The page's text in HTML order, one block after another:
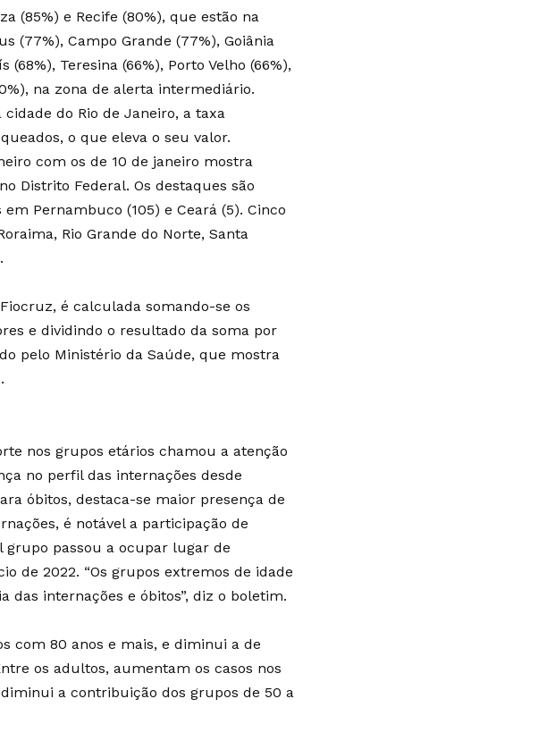
(85%) e Recife (80%), que estão na
(77%), Campo Grande (77%), Goiânia
Teresina (66%), Porto Velho (66%),
na zona de alerta intermediário.
do Rio de Janeiro, a taxa
o que eleva o seu valor.
com os de 10 de janeiro mostra
Distrito Federal. Os destaques são
Pernambuco (105) e Ceará (5). Cinco
Rio Grande do Norte, Santa
é calculada somando-se os
e dividindo o resultado da soma por
pelo Ministério da Saúde, que mostra
nos grupos etários chamou a atenção
no perfil das internações desde
óbitos, destaca-se maior presença de
é notável a participação de
grupo passou a ocupar lugar de
de 2022. “Os grupos extremos de idade
das internações e óbitos”, diz o boletim.
com 80 anos e mais, e diminui a de
os adultos, aumentam os casos nos
a contribuição dos grupos de 50 a